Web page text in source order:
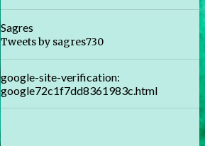
Sagres
Tweets by sagres730
google-site-verification:
google72c1f7dd8361983c.html